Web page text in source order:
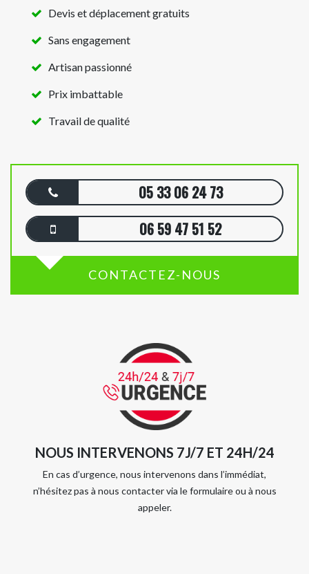
Devis et déplacement gratuits
Sans engagement
Artisan passionné
Prix imbattable
Travail de qualité
05 33 06 24 73
06 59 47 51 52
CONTACTEZ-NOUS
NOUS INTERVENONS 7J/7 ET 24H/24
En cas d’urgence, nous intervenons dans l’immédiat,
n’hésitez pas à nous contacter via le formulaire ou à nous
appeler.